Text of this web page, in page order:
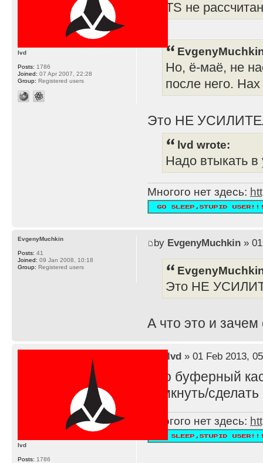
TS не
Но, ё-маё, не
после него.
Это НЕ
lvd wrote:
Надо втыкать в
Многого нет здесь:
lvd
Posts: 1786
Joined: 07 Apr 2007, 22:28
Group: Registered users
by EvgenyMuchkin» 01
Это НЕ
А что это и
EvgenyMuchkin
Posts: 41
Joined: 09 Jan 2008, 10:18
Group: Registered users
lvd» 01 Feb 2013,
Это буферный
замкнуть/
Многого нет здесь:
lvd
Posts: 1786